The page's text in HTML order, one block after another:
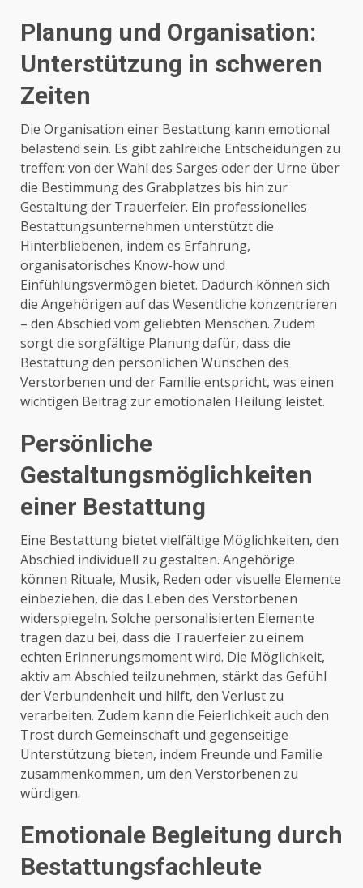
Planung und Organisation:
Unterstützung in schweren
Zeiten
Die Organisation einer Bestattung kann emotional
belastend sein. Es gibt zahlreiche Entscheidungen zu
treffen: von der Wahl des Sarges oder der Urne über
die Bestimmung des Grabplatzes bis hin zur
Gestaltung der Trauerfeier. Ein professionelles
Bestattungsunternehmen unterstützt die
Hinterbliebenen, indem es Erfahrung,
organisatorisches Know-how und
Einfühlungsvermögen bietet. Dadurch können sich
die Angehörigen auf das Wesentliche konzentrieren
– den Abschied vom geliebten Menschen. Zudem
sorgt die sorgfältige Planung dafür, dass die
Bestattung den persönlichen Wünschen des
Verstorbenen und der Familie entspricht, was einen
wichtigen Beitrag zur emotionalen Heilung leistet.
Persönliche
Gestaltungsmöglichkeiten
einer Bestattung
Eine Bestattung bietet vielfältige Möglichkeiten, den
Abschied individuell zu gestalten. Angehörige
können Rituale, Musik, Reden oder visuelle Elemente
einbeziehen, die das Leben des Verstorbenen
widerspiegeln. Solche personalisierten Elemente
tragen dazu bei, dass die Trauerfeier zu einem
echten Erinnerungsmoment wird. Die Möglichkeit,
aktiv am Abschied teilzunehmen, stärkt das Gefühl
der Verbundenheit und hilft, den Verlust zu
verarbeiten. Zudem kann die Feierlichkeit auch den
Trost durch Gemeinschaft und gegenseitige
Unterstützung bieten, indem Freunde und Familie
zusammenkommen, um den Verstorbenen zu
würdigen.
Emotionale Begleitung durch
Bestattungsfachleute